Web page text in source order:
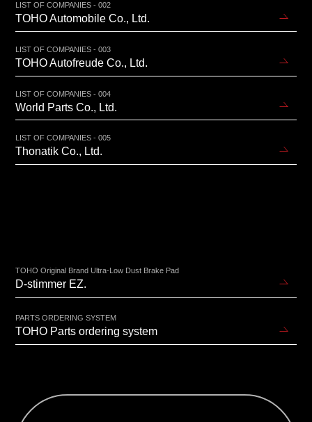
LIST OF COMPANIES - 002
TOHO Automobile Co., Ltd.
LIST OF COMPANIES - 003
TOHO Autofreude Co., Ltd.
LIST OF COMPANIES - 004
World Parts Co., Ltd.
LIST OF COMPANIES - 005
Thonatik Co., Ltd.
TOHO Original Brand Ultra-Low Dust Brake Pad
D-stimmer EZ.
PARTS ORDERING SYSTEM
TOHO Parts ordering system